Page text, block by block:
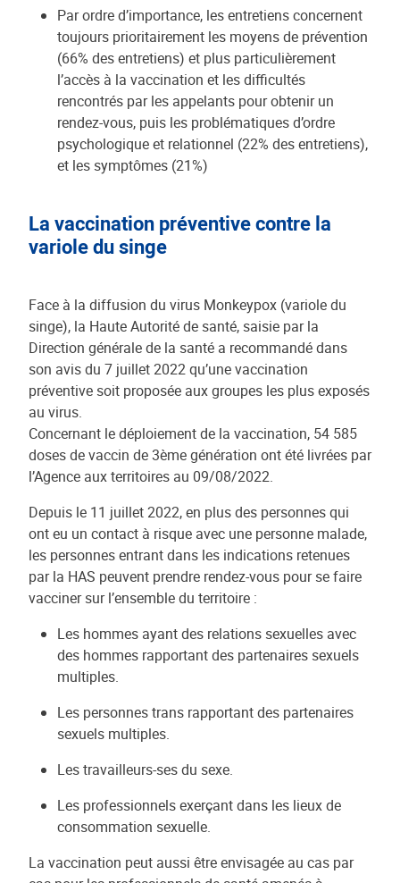
Par ordre d’importance, les entretiens concernent
toujours prioritairement les moyens de prévention
(66% des entretiens) et plus particulièrement
l’accès à la vaccination et les difficultés
rencontrés par les appelants pour obtenir un
rendez-vous, puis les problématiques d’ordre
psychologique et relationnel (22% des entretiens),
et les symptômes (21%)
La vaccination préventive contre la
variole du singe
Face à la diffusion du virus Monkeypox (variole du
singe), la Haute Autorité de santé, saisie par la
Direction générale de la santé a recommandé dans
son avis du 7 juillet 2022 qu’une vaccination
préventive soit proposée aux groupes les plus exposés
au virus.
Concernant le déploiement de la vaccination, 54 585
doses de vaccin de 3ème génération ont été livrées par
l’Agence aux territoires au 09/08/2022.
Depuis le 11 juillet 2022, en plus des personnes qui
ont eu un contact à risque avec une personne malade,
les personnes entrant dans les indications retenues
par la HAS peuvent prendre rendez-vous pour se faire
vacciner sur l’ensemble du territoire :
Les hommes ayant des relations sexuelles avec
des hommes rapportant des partenaires sexuels
multiples.
Les personnes trans rapportant des partenaires
sexuels multiples.
Les travailleurs-ses du sexe.
Les professionnels exerçant dans les lieux de
consommation sexuelle.
La vaccination peut aussi être envisagée au cas par